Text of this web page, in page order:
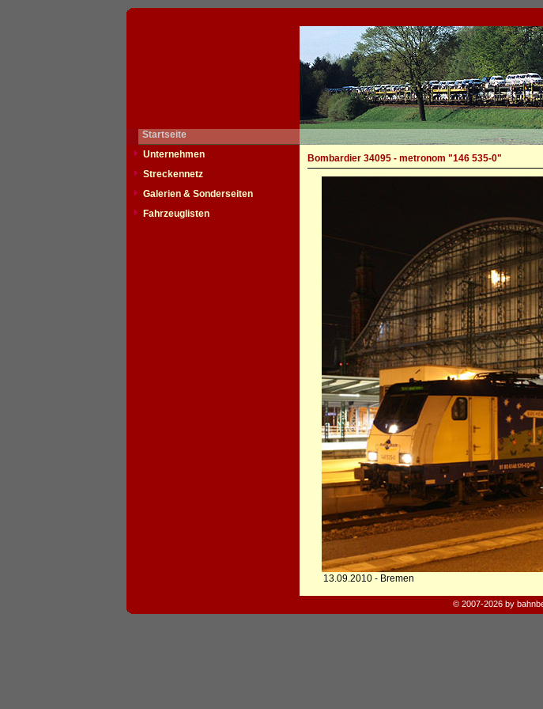
Startseite
Unternehmen
Streckennetz
Galerien & Sonderseiten
Fahrzeuglisten
Bombardier 34095 - metronom "146 535-0"
13.09.2010 - Bremen
© 2007-2026 by